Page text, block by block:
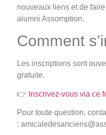
nouveaux liens et de
alumni Assomption.
Comment
Les inscriptions sont
gratuite.
👉 Inscrivez-vous via ce
Pour toute question,
: